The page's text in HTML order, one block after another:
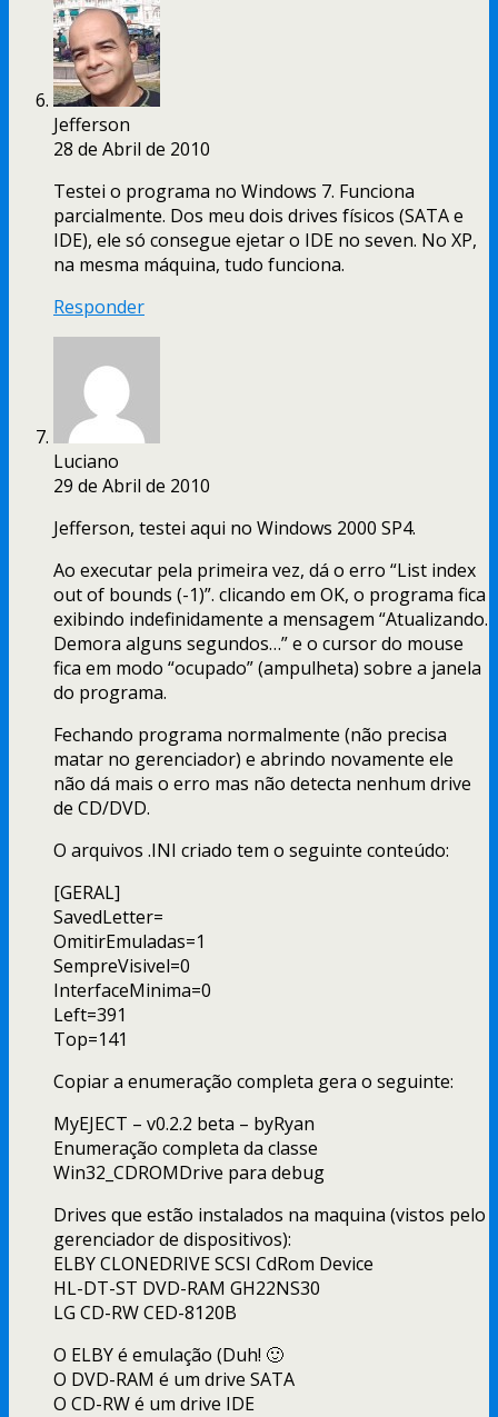
Jefferson
28 de Abril de 2010
Testei o programa no Windows 7. Funciona
parcialmente. Dos meu dois drives físicos (SATA e
IDE), ele só consegue ejetar o IDE no seven. No XP,
na mesma máquina, tudo funciona.
Responder
Luciano
29 de Abril de 2010
Jefferson, testei aqui no Windows 2000 SP4.
Ao executar pela primeira vez, dá o erro “List index
out of bounds (-1)”. clicando em OK, o programa fica
exibindo indefinidamente a mensagem “Atualizando.
Demora alguns segundos…” e o cursor do mouse
fica em modo “ocupado” (ampulheta) sobre a janela
do programa.
Fechando programa normalmente (não precisa
matar no gerenciador) e abrindo novamente ele
não dá mais o erro mas não detecta nenhum drive
de CD/DVD.
O arquivos .INI criado tem o seguinte conteúdo:
[GERAL]
SavedLetter=
OmitirEmuladas=1
SempreVisivel=0
InterfaceMinima=0
Left=391
Top=141
Copiar a enumeração completa gera o seguinte:
MyEJECT – v0.2.2 beta – byRyan
Enumeração completa da classe
Win32_CDROMDrive para debug
Drives que estão instalados na maquina (vistos pelo
gerenciador de dispositivos):
ELBY CLONEDRIVE SCSI CdRom Device
HL-DT-ST DVD-RAM GH22NS30
LG CD-RW CED-8120B
O ELBY é emulação (Duh! 🙂
O DVD-RAM é um drive SATA
O CD-RW é um drive IDE